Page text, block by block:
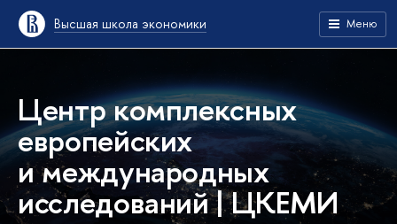
Высшая школа экономики Меню
Центр комплексных
европейских
и международных
исследований | ЦКЕМИ